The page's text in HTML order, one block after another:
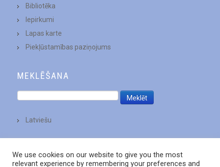
Bibliotēka
Iepirkumi
Lapas karte
Piekļūstamības paziņojums
MEKLĒŠANA
Latviešu
We use cookies on our website to give you the most
relevant experience by remembering your preferences and